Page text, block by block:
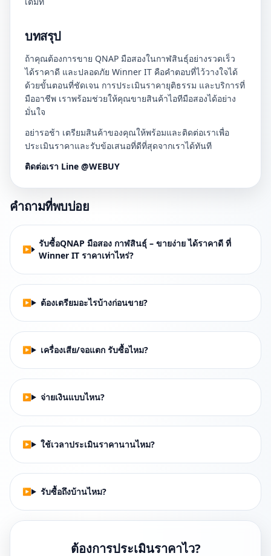
บทสรุป
ถ้าคุณต้องการขาย QNAP มือสองในกาฬสินธุ์อย่างรวดเร็ว
ได้ราคาดี และปลอดภัย Winner IT คือคำตอบที่ไว้วางใจได้
ด้วยขั้นตอนที่ชัดเจน การประเมินราคายุติธรรม และบริการที่
มืออาชีพ เราพร้อมช่วยให้คุณขายสินค้าไอทีมือสองได้อย่าง
มั่นใจ
อย่ารอช้า เตรียมสินค้าของคุณให้พร้อมและติดต่อเราเพื่อ
ประเมินราคาและรับข้อเสนอที่ดีที่สุดจากเราได้ทันที
ติดต่อเรา Line @WEBUY
คำถามที่พบบ่อย
รับซื้อQNAP มือสอง กาฬสินธุ์ – ขายง่าย ได้ราคาดี ที่
Winner IT ราคาเท่าไหร่?
ต้องเตรียมอะไรบ้างก่อนขาย?
เครื่องเสีย/จอแตก รับซื้อไหม?
จ่ายเงินแบบไหน?
ใช้เวลาประเมินราคานานไหม?
รับซื้อถึงบ้านไหม?
ต้องการประเมินราคาไว?